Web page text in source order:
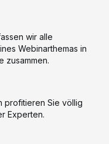
wir alle
Webinarthemas in
zusammen.
profitieren Sie völlig
Experten.